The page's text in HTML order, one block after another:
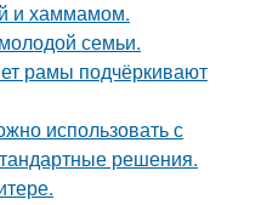
и хаммамом.
семьи.
рамы подчёркивают
использовать с
решения.